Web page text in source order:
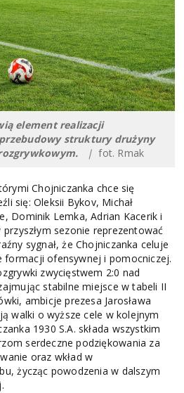
element realizacji
struktury drużyny
| fot. Rmak
Chojniczanka chce się
się: Oleksii Bykov, Michał
Dominik Lemka, Adrian Kacerik i
sezonie reprezentować
sygnał, że Chojniczanka celuje
formacji ofensywnej i pomocniczej.
zwycięstwem 2:0 nad
stabilne miejsce w tabeli II
ambicje prezesa Jarosława
walki o wyższe cele w kolejnym
1930 S.A. składa wszystkim
serdeczne podziękowania za
oraz wkład w
życząc powodzenia w dalszym